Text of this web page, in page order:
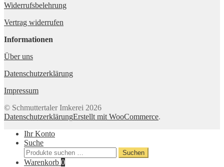
Widerrufsbelehrung
Vertrag widerrufen
Informationen
Über uns
Datenschutzerklärung
Impressum
© Schmuttertaler Imkerei 2026
DatenschutzerklärungErstellt mit WooCommerce.
Ihr Konto
Suche
Suche
nach:
Suchen
Warenkorb 0